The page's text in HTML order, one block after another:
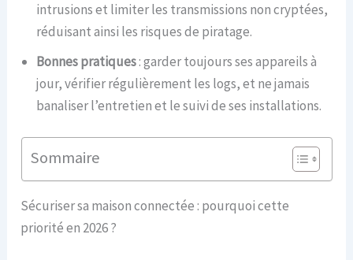
intrusions et limiter les transmissions non cryptées,
réduisant ainsi les risques de piratage.
Bonnes pratiques: garder toujours ses appareils à
jour, vérifier régulièrement les logs, et ne jamais
banaliser l’entretien et le suivi de ses installations.
Sommaire
Sécuriser sa maison connectée : pourquoi cette
priorité en 2026 ?